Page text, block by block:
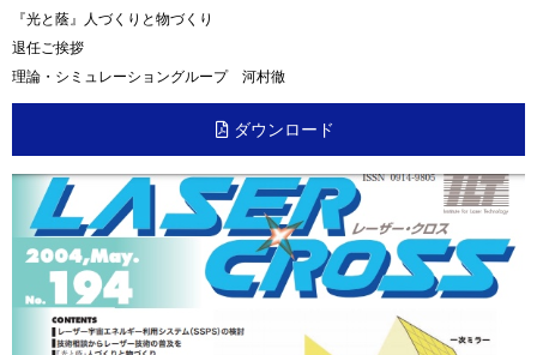
『光と蔭』人づくりと物づくり
退任ご挨拶
理論・シミュレーショングループ 河村徹
ダウンロード